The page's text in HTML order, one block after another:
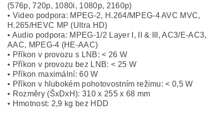
(576p, 720p, 1080i, 1080p, 2160p)
• Video podpora: MPEG-2, H.264/MPEG-4 AVC MVC,
H.265/HEVC MP (Ultra HD)
• Audio podpora: MPEG-1/2 Layer I, II & III, AC3/E-AC3,
AAC, MPEG-4 (HE-AAC)
• Příkon v provozu s LNB: < 26 W
• Příkon v provozu bez LNB: < 25 W
• Příkon maximální: 60 W
• Příkon v hlubokém pohotovostním režimu: < 0,5 W
• Rozměry (ŠxDxH): 310 x 255 x 68 mm
• Hmotnost: 2,9 kg bez HDD